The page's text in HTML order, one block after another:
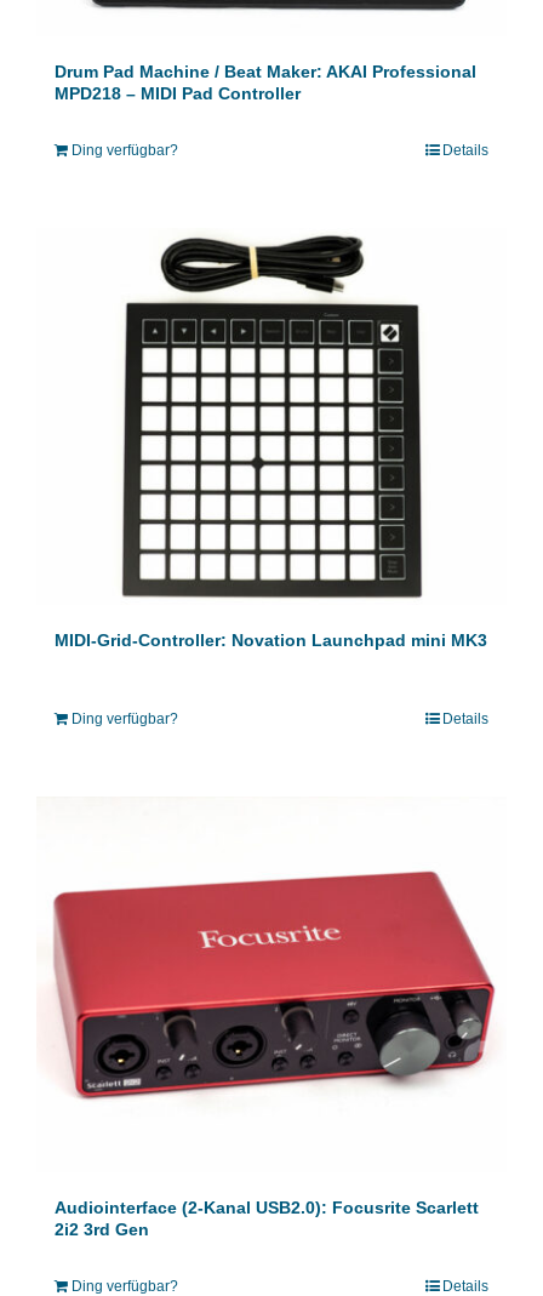
Drum Pad Machine / Beat Maker: AKAI Professional
MPD218 – MIDI Pad Controller
Ding verfügbar? Details
MIDI-Grid-Controller: Novation Launchpad mini MK3
Ding verfügbar? Details
Audiointerface (2-Kanal USB2.0): Focusrite Scarlett
2i2 3rd Gen
Ding verfügbar? Details